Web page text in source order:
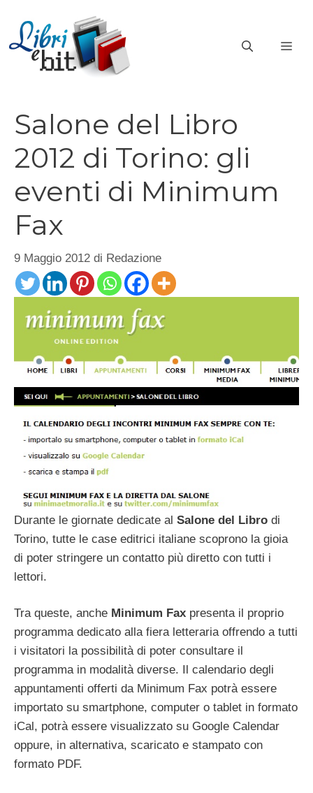
contenuto
Salone del Libro
2012 di Torino: gli
eventi di Minimum
Fax
9 Maggio 2012 di Redazione
Durante le giornate dedicate al Salone del Libro di
Torino, tutte le case editrici italiane scoprono la gioia
di poter stringere un contatto più diretto con tutti i
lettori.
Tra queste, anche Minimum Fax presenta il proprio
programma dedicato alla fiera letteraria offrendo a tutti
i visitatori la possibilità di poter consultare il
programma in modalità diverse. Il calendario degli
appuntamenti offerti da Minimum Fax potrà essere
importato su smartphone, computer o tablet in formato
iCal, potrà essere visualizzato su Google Calendar
oppure, in alternativa, scaricato e stampato con
formato PDF.